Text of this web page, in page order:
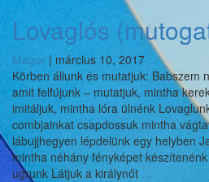
Lovaglós
Magor | március 10, 2017
Körben állunk és mutatjuk: Babszem
amit felfújunk – mutatjuk, mintha
imitáljuk, mintha lóra ülnénk
combjainkat csapdossuk mintha
lábujjhegyen lépdelünk egy helyben
mintha néhány fényképet
ugrunk Látjuk a királynőt …